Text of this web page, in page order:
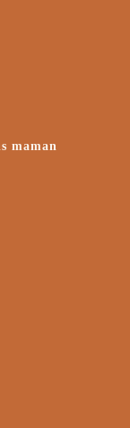
maman